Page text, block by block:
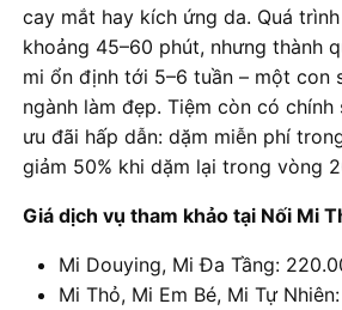
cay mắt hay kích ứng da. Quá
khoảng 45–60 phút, nhưng thành
mi ổn định tới 5–6 tuần – một con
ngành làm đẹp. Tiệm còn có chính
ưu đãi hấp dẫn: dặm miễn phí
giảm 50% khi dặm lại trong vòng
Giá dịch vụ tham khảo tại Nối Mi
Mi Douying, Mi Đa Tầng:
Mi Thỏ, Mi Em Bé, Mi Tự